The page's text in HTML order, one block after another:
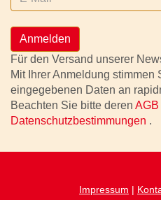
Anmelden
Für den Versand unserer
Mit Ihrer Anmeldung stimmen
eingegebenen Daten an
Beachten Sie bitte deren AGB
Datenschutzbestimmungen .
Impressum |